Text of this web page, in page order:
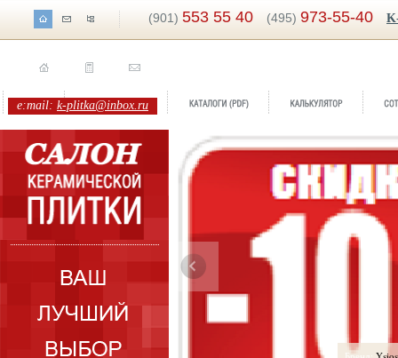
(901) 553 55 40 (495) 973-55-40
e:mail: k-plitka@inbox.ru